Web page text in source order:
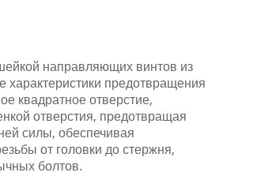
направляющих винтов из
предотвращения
квадратное отверстие,
отверстия, предотвращая
силы, обеспечивая
от головки до стержня,
болтов.